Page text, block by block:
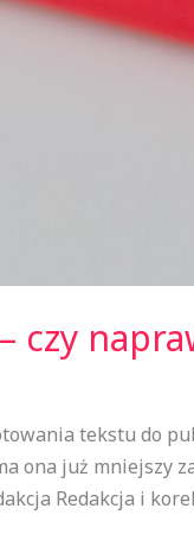
czy
tekstu do
ona już mniejszy
Redakcja i